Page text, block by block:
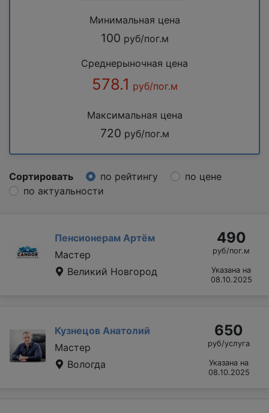
Минимальная цена
100 руб/пог.м
Среднерыночная цена
578.1 руб/пог.м
Максимальная цена
720 руб/пог.м
Сортировать по рейтингу
по цене
по актуальности
Пенсионерам Артём
Мастер
Великий Новгород
490
руб/пог.м
Указана на
08.10.2025
Кузнецов Анатолий
Мастер
Вологда
650
руб/услуга
Указана на
08.10.2025